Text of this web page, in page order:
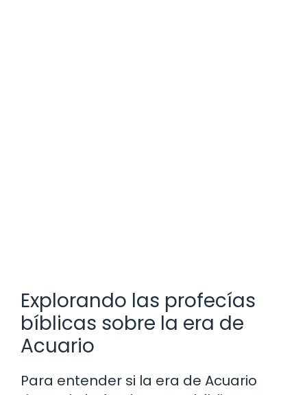
Explorando las profecías
bíblicas sobre la era de
Acuario
Para entender si la era de Acuario